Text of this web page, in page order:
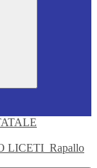
LICETI Rapallo